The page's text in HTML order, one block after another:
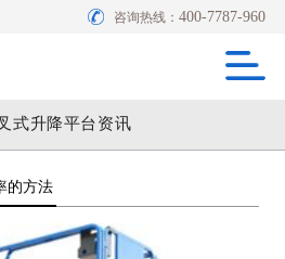
咨询热线：400-7787-960
式升降平台资讯
的方法